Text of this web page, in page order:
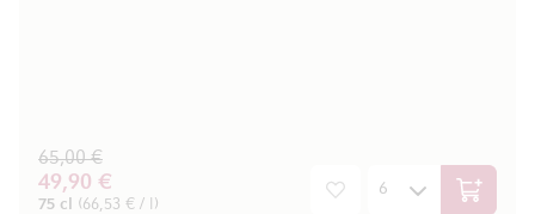
49,90 €
65,00 €
75 cl (66,53 € / l) In den